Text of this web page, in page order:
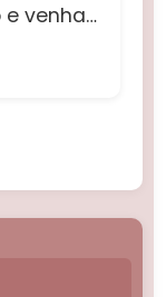
e venha…